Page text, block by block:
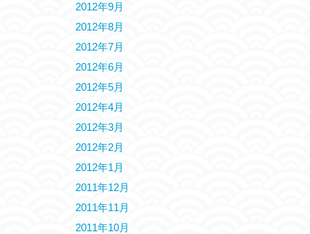
2012年9月
2012年8月
2012年7月
2012年6月
2012年5月
2012年4月
2012年3月
2012年2月
2012年1月
2011年12月
2011年11月
2011年10月